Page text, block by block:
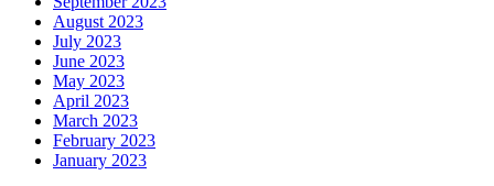
August 2023
July 2023
June 2023
May 2023
April 2023
March 2023
February 2023
January 2023